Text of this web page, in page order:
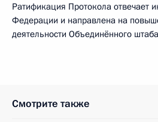
Ратификация Протокола отвечает
Федерации и направлена на
деятельности Объединённого
Смотрите также